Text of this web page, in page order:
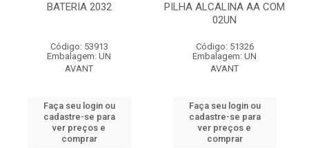
BATERIA 2032
Código: 53913
Embalagem: UN
AVANT
Faça seu login ou
cadastre-se para
ver preços e
comprar
PILHA ALCALINA AA COM
02UN
Código: 51326
Embalagem: UN
AVANT
Faça seu login ou
cadastre-se para
ver preços e
comprar